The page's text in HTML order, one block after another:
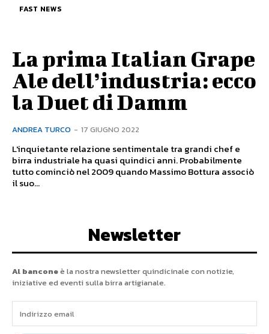
FAST NEWS
La prima Italian Grape
Ale dell’industria: ecco
la Duet di Damm
ANDREA TURCO - 17 GIUGNO 2022
L'inquietante relazione sentimentale tra grandi chef e
birra industriale ha quasi quindici anni. Probabilmente
tutto cominciò nel 2009 quando Massimo Bottura associò
il suo...
Newsletter
Al banconeè la nostra newsletter quindicinale con notizie,
iniziative ed eventi sulla birra artigianale.